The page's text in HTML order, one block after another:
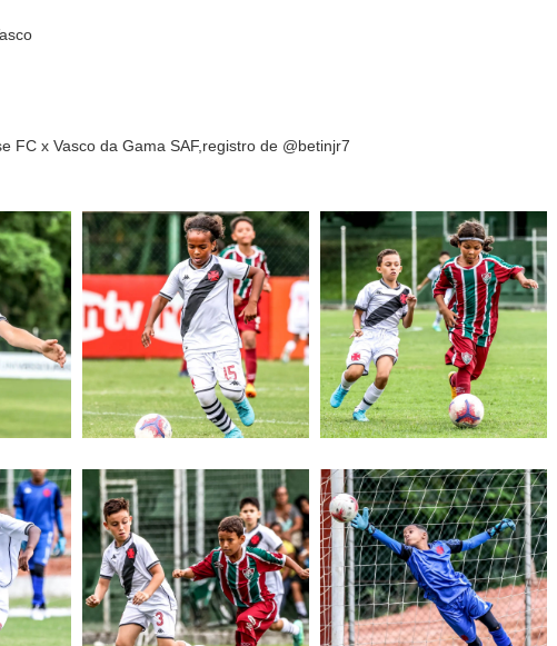
FC x Vasco da Gama SAF,registro de @betinjr7